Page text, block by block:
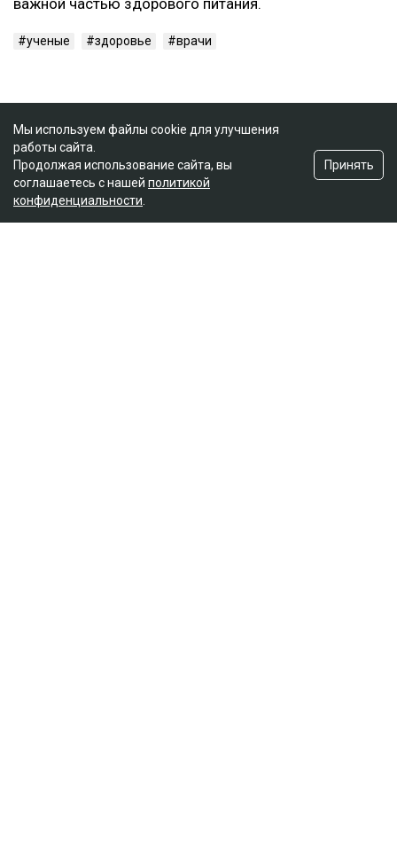
важной частью здорового питания.
ученые здоровье врачи
Мы используем файлы cookie для улучшения
работы сайта.
Продолжая использование сайта, вы
соглашаетесь с нашей политикой
конфиденциальности
Принять